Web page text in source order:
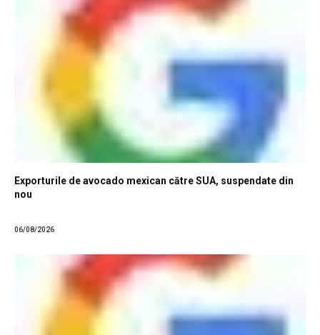
Exporturile de avocado mexican către SUA, suspendate din
nou
06/08/2026